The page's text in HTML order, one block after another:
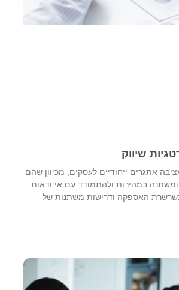
שיווק
אתגרים ייחודיים לעסקים, מכיוון שהם
המשתנה במהירות ולהתמודד עם אי ודאות
האספקה ודרישות משתנות של